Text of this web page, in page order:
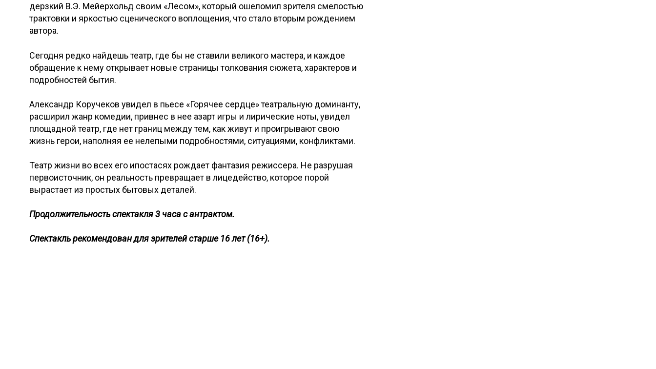
дерзкий В.Э. Мейерхольд своим «Лесом», который ошеломил зрителя смелостью
трактовки и яркостью сценического воплощения, что стало вторым рождением
автора.
Сегодня редко найдешь театр, где бы не ставили великого мастера, и каждое
обращение к нему открывает новые страницы толкования сюжета, характеров и
подробностей бытия.
Александр Коручеков увидел в пьесе «Горячее сердце» театральную доминанту,
расширил жанр комедии, привнес в нее азарт игры и лирические ноты, увидел
площадной театр, где нет границ между тем, как живут и проигрывают свою
жизнь герои, наполняя ее нелепыми подробностями, ситуациями, конфликтами.
Театр жизни во всех его ипостасях рождает фантазия режиссера. Не разрушая
первоисточник, он реальность превращает в лицедейство, которое порой
вырастает из простых бытовых деталей.
Продолжительность спектакля 3 часа с антрактом.
Спектакль рекомендован для зрителей старше 16 лет (16+).